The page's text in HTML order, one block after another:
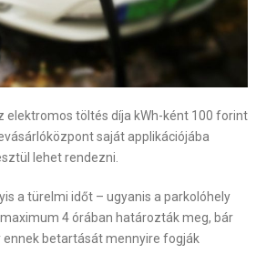
elektromos töltés díja kWh-ként 100 forint
saját applikációjába
lehet rendezni.
a türelmi időt – ugyanis a parkolóhely
4 órában határozták meg, bár
ennek betartását mennyire fogják